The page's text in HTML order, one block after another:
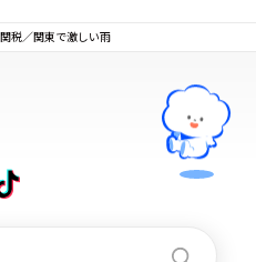
税／関東で激しい雨